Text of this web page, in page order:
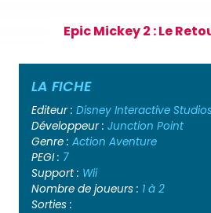
Epic Mickey 2 : Le
LA FICHE
Editeur : Disney Interactive
Développeur : Junction Point
Genre : Action Aventure
PEGI : 7
Support : Wii
Nombre de joueurs : 1 à 2
Sorties :